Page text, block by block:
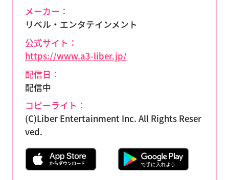
メーカー：
リベル・エンタテインメント
公式サイト：
https://www.a3-liber.jp/
配信日：
配信中
コピーライト：
(C)Liber Entertainment Inc. All Rights Reser
ved.